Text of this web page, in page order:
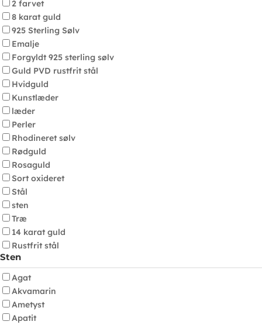
2 farvet
8 karat guld
925 Sterling Sølv
Emalje
Forgyldt 925 sterling sølv
Guld PVD rustfrit stål
Hvidguld
Kunstlæder
læder
Perler
Rhodineret sølv
Rødguld
Rosaguld
Sort oxideret
Stål
sten
Træ
14 karat guld
Rustfrit stål
Sten
Agat
Akvamarin
Ametyst
Apatit